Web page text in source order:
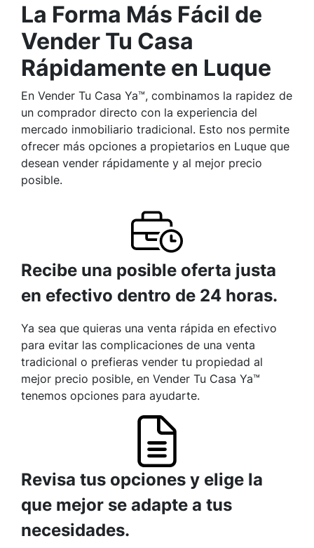
La Forma Más Fácil de
Vender Tu Casa
Rápidamente en Luque
En Vender Tu Casa Ya™, combinamos la rapidez de
un comprador directo con la experiencia del
mercado inmobiliario tradicional. Esto nos permite
ofrecer más opciones a propietarios en Luque que
desean vender rápidamente y al mejor precio
posible.
Recibe una posible oferta justa
en efectivo dentro de 24 horas.
Ya sea que quieras una venta rápida en efectivo
para evitar las complicaciones de una venta
tradicional o prefieras vender tu propiedad al
mejor precio posible, en Vender Tu Casa Ya™
tenemos opciones para ayudarte.
Revisa tus opciones y elige la
que mejor se adapte a tus
necesidades.